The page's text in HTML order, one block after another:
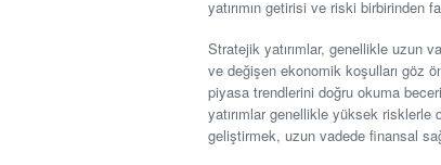
yatırımın getirisi ve riski birbirinden
Stratejik yatırımlar, genellikle uzun
ve değişen ekonomik koşulları göz
piyasa trendlerini doğru okuma
yatırımlar genellikle yüksek
geliştirmek, uzun vadede finansal